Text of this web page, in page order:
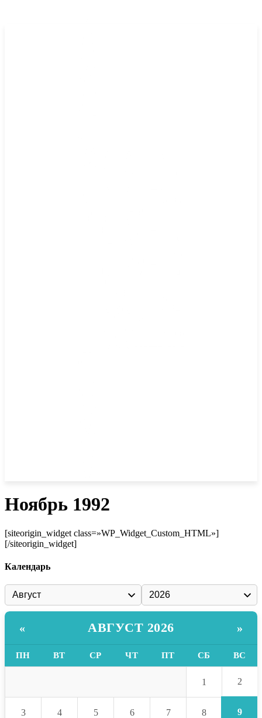
Ноябрь 1992
[siteorigin_widget class=»WP_Widget_Custom_HTML»]
[/siteorigin_widget]
Календарь
« АВГУСТ 2026 »
ПН ВТ СР ЧТ ПТ СБ ВС
1 2
3 4 5 6 7 8 9